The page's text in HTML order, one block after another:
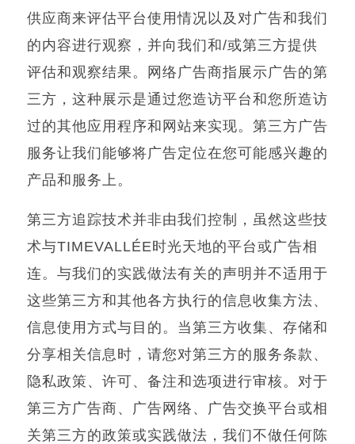
供应商来评估平台使用情况以及对广告和我们
的内容进行观察，并向我们和/或第三方提供
评估和观察结果。网络广告商指展示广告的第
三方，这种展示是通过您造访平台和您所造访
过的其他应用程序和网站来实现。第三方广告
服务让我们能够将广告定位在您可能感兴趣的
产品和服务上。
第三方追踪技术并非由我们控制，虽然这些技
术与TIMEVALLÉE时光天地的平台或广告相
连。与我们的实践做法有关的声明并不适用于
这些第三方和其他各方执行的信息收集方法、
信息使用方式与目的。当第三方收集、存储和
分享相关信息时，请您对第三方的服务条款、
隐私政策、许可、备注和选项进行审核。对于
第三方广告商、广告网络、广告交换平台或相
关第三方的政策或实践做法，我们不做任何陈